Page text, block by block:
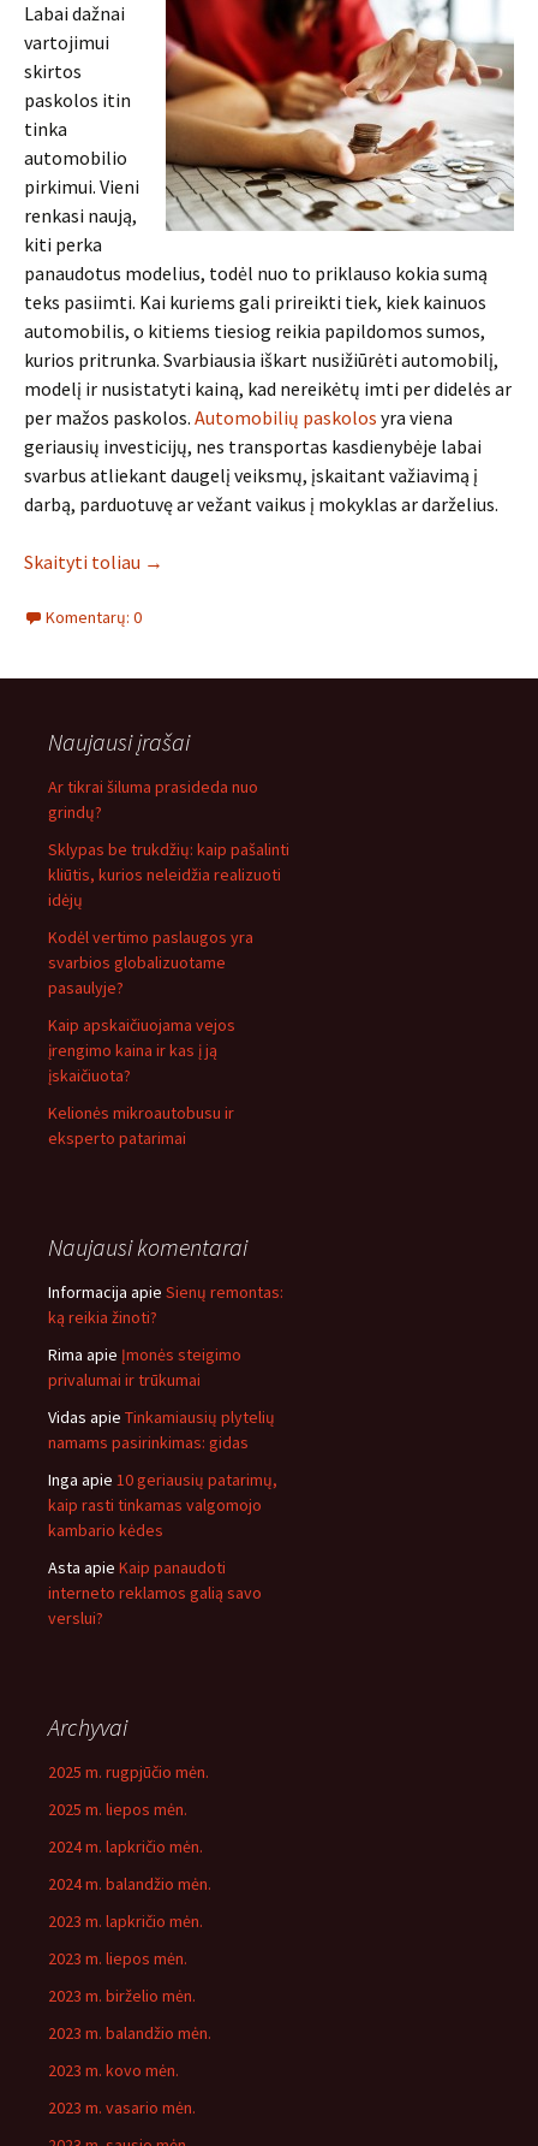
Labai dažnai
vartojimui
skirtos
paskolos itin
tinka
automobilio
pirkimui. Vieni
renkasi naują,
kiti perka
panaudotus modelius, todėl nuo to priklauso kokia sumą
teks pasiimti. Kai kuriems gali prireikti tiek, kiek kainuos
automobilis, o kitiems tiesiog reikia papildomos sumos,
kurios pritrunka. Svarbiausia iškart nusižiūrėti automobilį,
modelį ir nusistatyti kainą, kad nereikėtų imti per didelės ar
per mažos paskolos. Automobilių paskolos yra viena
geriausių investicijų, nes transportas kasdienybėje labai
svarbus atliekant daugelį veiksmų, įskaitant važiavimą į
darbą, parduotuvę ar vežant vaikus į mokyklas ar darželius.
Skaityti toliau →
Komentarų: 0
Naujausi įrašai
Ar tikrai šiluma prasideda nuo
grindų?
Sklypas be trukdžių: kaip pašalinti
kliūtis, kurios neleidžia realizuoti
idėjų
Kodėl vertimo paslaugos yra
svarbios globalizuotame
pasaulyje?
Kaip apskaičiuojama vejos
įrengimo kaina ir kas į ją
įskaičiuota?
Kelionės mikroautobusu ir
eksperto patarimai
Naujausi komentarai
Informacija apie Sienų remontas:
ką reikia žinoti?
Rima apie Įmonės steigimo
privalumai ir trūkumai
Vidas apie Tinkamiausių plytelių
namams pasirinkimas: gidas
Inga apie 10 geriausių patarimų,
kaip rasti tinkamas valgomojo
kambario kėdes
Asta apie Kaip panaudoti
interneto reklamos galią savo
verslui?
Archyvai
2025 m. rugpjūčio mėn.
2025 m. liepos mėn.
2024 m. lapkričio mėn.
2024 m. balandžio mėn.
2023 m. lapkričio mėn.
2023 m. liepos mėn.
2023 m. birželio mėn.
2023 m. balandžio mėn.
2023 m. kovo mėn.
2023 m. vasario mėn.